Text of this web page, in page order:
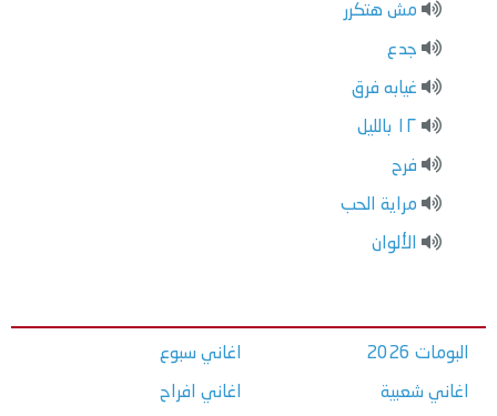
مش هتكرر
جدع
غيابه فرق
١٢ بالليل
فرح
مراية الحب
الألوان
البومات 2026
اغاني شعبية
اغاني سبوع
اغاني افراح